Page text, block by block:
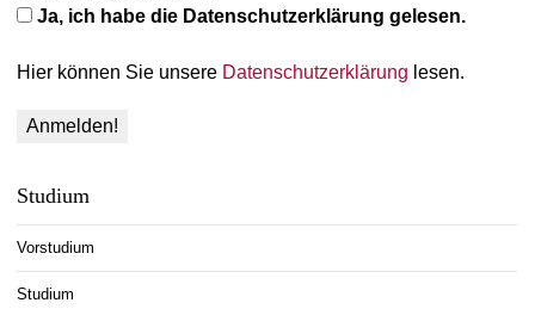
Ja, ich habe die Datenschutzerklärung gelesen.
Hier können Sie unsere Datenschutzerklärung lesen.
Studium
Vorstudium
Studium